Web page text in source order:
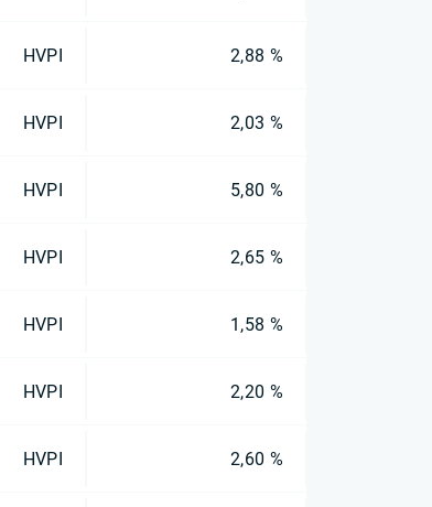
HVPI 2,88 %
HVPI 2,03 %
HVPI 5,80 %
HVPI 2,65 %
HVPI 1,58 %
HVPI 2,20 %
HVPI 2,60 %